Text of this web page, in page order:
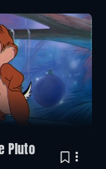
Pluto